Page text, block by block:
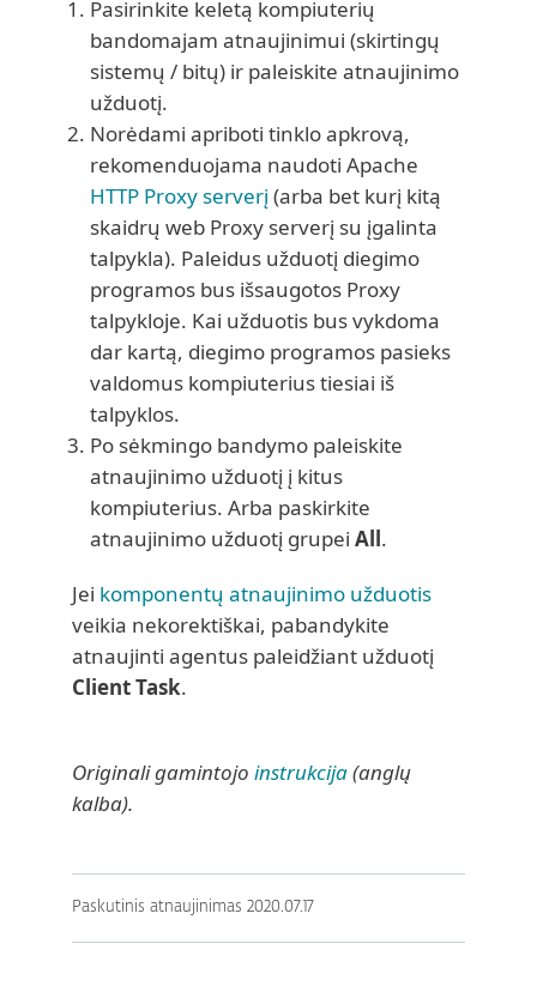
Pasirinkite keletą kompiuterių
bandomajam atnaujinimui (skirtingų
sistemų / bitų) ir paleiskite atnaujinimo
užduotį.
Norėdami apriboti tinklo apkrovą,
rekomenduojama naudoti Apache
HTTP Proxy serverį (arba bet kurį kitą
skaidrų web Proxy serverį su įgalinta
talpykla). Paleidus užduotį diegimo
programos bus išsaugotos Proxy
talpykloje. Kai užduotis bus vykdoma
dar kartą, diegimo programos pasieks
valdomus kompiuterius tiesiai iš
talpyklos.
Po sėkmingo bandymo paleiskite
atnaujinimo užduotį į kitus
kompiuterius. Arba paskirkite
atnaujinimo užduotį grupei All.
Jei komponentų atnaujinimo užduotis
veikia nekorektiškai, pabandykite
atnaujinti agentus paleidžiant užduotį
Client Task.
Originali gamintojo instrukcija(anglų
kalba).
Paskutinis atnaujinimas 2020.07.17